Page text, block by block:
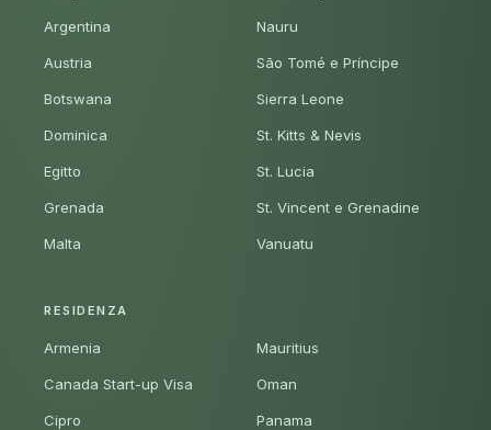
Argentina
Austria
Botswana
Dominica
Egitto
Grenada
Malta
Nauru
São Tomé e Príncipe
Sierra Leone
St. Kitts & Nevis
St. Lucia
St. Vincent e Grenadine
Vanuatu
RESIDENZA
Armenia
Canada Start-up Visa
Cipro
Mauritius
Oman
Panama